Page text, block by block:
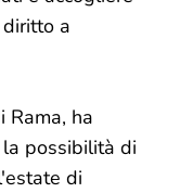
a
Rama, ha
possibilità di
di